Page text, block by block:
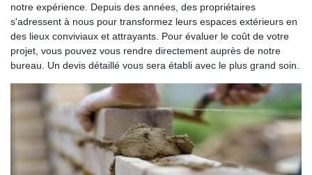
notre expérience. Depuis des années, des propriétaires
s'adressent à nous pour transformez leurs espaces extérieurs en
des lieux conviviaux et attrayants. Pour évaluer le coût de votre
projet, vous pouvez vous rendre directement auprès de notre
bureau. Un devis détaillé vous sera établi avec le plus grand soin.